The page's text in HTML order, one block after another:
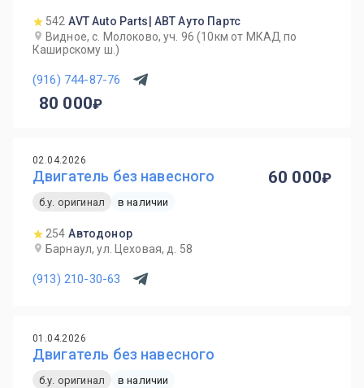
542 AVT Auto Parts| АВТ Ауто Партс
Видное, с. Молоково, уч. 96 (10км от МКАД по
Каширскому ш.)
(916) 744-87-76
80 000
02.04.2026
Двигатель без навесного
б.у. оригинал в наличии
254 Автодонор
Барнаул, ул. Цеховая, д. 58
(913) 210-30-63
60 000
01.04.2026
Двигатель без навесного
б.у. оригинал в наличии